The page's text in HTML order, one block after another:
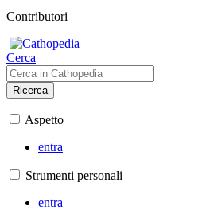
Contributori
Cerca
Ricerca
Aspetto
entra
Strumenti personali
entra